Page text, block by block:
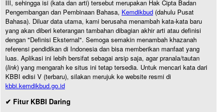
III, sehingga isi (kata dan arti) tersebut merupakan Hak Cipta Badan
Pengembangan dan Pembinaan Bahasa, Kemdikbud (dahulu Pusat
Bahasa). Diluar data utama, kami berusaha menambah kata-kata baru
yang akan diberi keterangan tambahan dibagian akhir arti atau definisi
dengan "Definisi Eksternal". Semoga semakin menambah khazanah
referensi pendidikan di Indonesia dan bisa memberikan manfaat yang
luas. Aplikasi ini lebih bersifat sebagai arsip saja, agar pranala/tautan
(link) yang mengarah ke situs ini tetap tersedia. Untuk mencari kata dari
KBBI edisi V (terbaru), silakan merujuk ke website resmi di
kbbi.kemdikbud.go.id
✔ Fitur KBBI Daring